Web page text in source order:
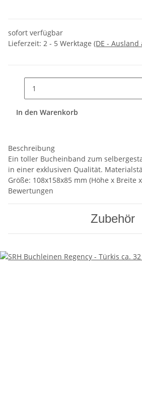
sofort verfügbar
Lieferzeit: 2 - 5 Werktage (DE -
In den Warenkorb
Beschreibung
Ein toller Bucheinband zum
in einer exklusiven Qualität.
Größe: 108x158x85 mm (Höhe x Breite
Bewertungen
Zubehör